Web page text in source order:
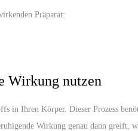
Präparat:
Wirkung nutzen
in Ihren Körper. Dieser Prozess
Wirkung genau dann greift,